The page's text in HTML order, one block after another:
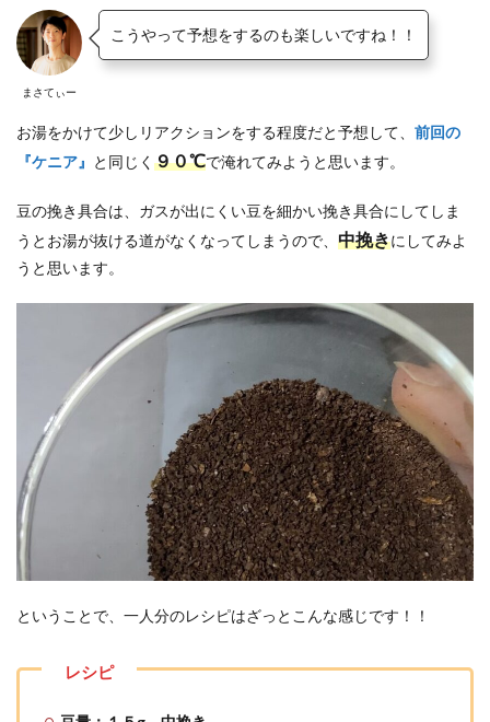
まさてぃー
こうやって予想をするのも楽しいですね！！
お湯をかけて少しリアクションをする程度だと予想して、 前回の
『ケニア』 と同じく ９０℃で淹れてみようと思います。
豆の挽き具合は、ガスが出にくい豆を細かい挽き具合にしてしま
うとお湯が抜ける道がなくなってしまうので、 中挽きにしてみよ
うと思います。
ということで、一人分のレシピはざっとこんな感じです！！